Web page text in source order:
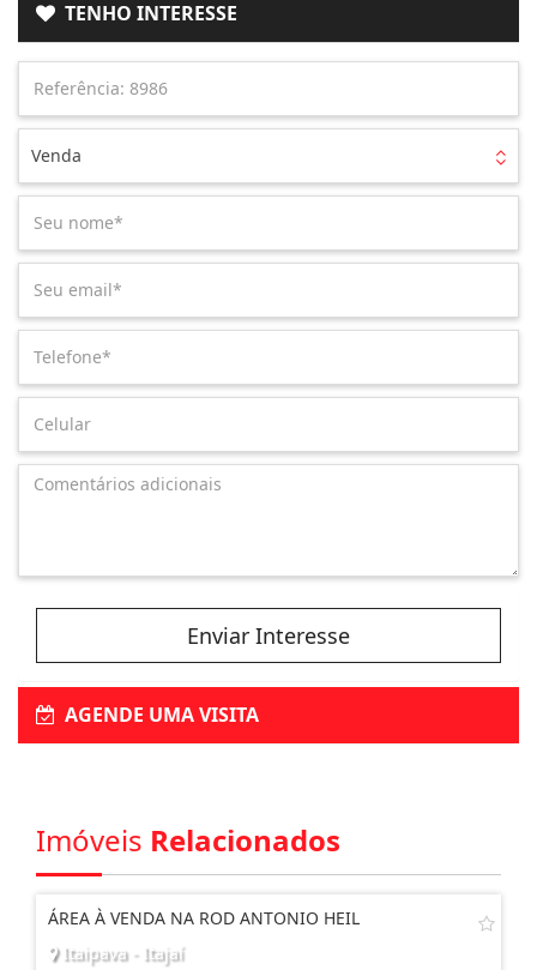
TENHO INTERESSE
Venda
Enviar Interesse
AGENDE UMA VISITA
Imóveis Relacionados
ÁREA À VENDA NA ROD ANTONIO HEIL
Itaipava - Itajaí